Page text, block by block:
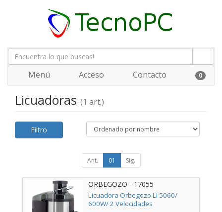
Menú Acceso Contacto 0
Licuadoras (1 art.)
Filtro
Ant. 01 Sig.
ORBEGOZO - 17055
Licuadora Orbegozo LI 5060/
600W/ 2 Velocidades